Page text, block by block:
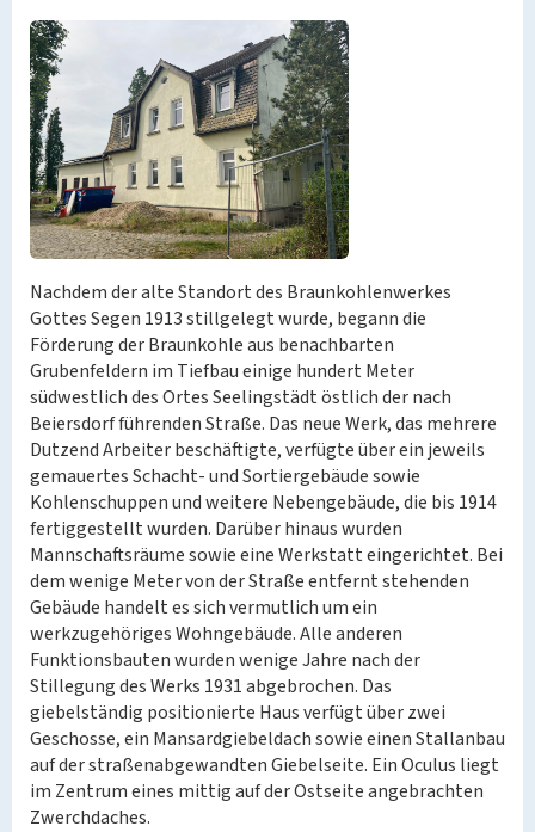
Nachdem der alte Standort des Braunkohlenwerkes
Gottes Segen 1913 stillgelegt wurde, begann die
Förderung der Braunkohle aus benachbarten
Grubenfeldern im Tiefbau einige hundert Meter
südwestlich des Ortes Seelingstädt östlich der nach
Beiersdorf führenden Straße. Das neue Werk, das mehrere
Dutzend Arbeiter beschäftigte, verfügte über ein jeweils
gemauertes Schacht- und Sortiergebäude sowie
Kohlenschuppen und weitere Nebengebäude, die bis 1914
fertiggestellt wurden. Darüber hinaus wurden
Mannschaftsräume sowie eine Werkstatt eingerichtet. Bei
dem wenige Meter von der Straße entfernt stehenden
Gebäude handelt es sich vermutlich um ein
werkzugehöriges Wohngebäude. Alle anderen
Funktionsbauten wurden wenige Jahre nach der
Stillegung des Werks 1931 abgebrochen. Das
giebelständig positionierte Haus verfügt über zwei
Geschosse, ein Mansardgiebeldach sowie einen Stallanbau
auf der straßenabgewandten Giebelseite. Ein Oculus liegt
im Zentrum eines mittig auf der Ostseite angebrachten
Zwerchdaches.